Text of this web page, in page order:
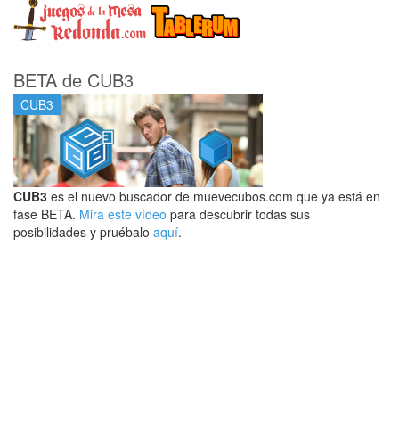
BETA de CUB3
CUB3
CUB3 es el nuevo buscador de muevecubos.com que ya está en
fase BETA. Mira este vídeo para descubrir todas sus
posibilidades y pruébalo aquí.